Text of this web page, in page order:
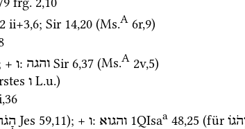
ii+3,6; Sir 14,20 (Ms.A 6r,9)
+ ו: והגה Sir 6,37 (Ms.A 2v,5)
ו L.u.)
,36
Jes 59,11); + ו: והגוא 1QIsaa 48,25 (für